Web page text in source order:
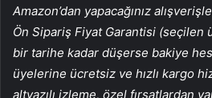
Amazon’dan yapacağınız
Ön Sipariş Fiyat Garantisi (seçilen
bir tarihe kadar düşerse bakiye
üyelerine ücretsiz ve hızlı kargo
altyazılı izleme, özel fırsatlardan